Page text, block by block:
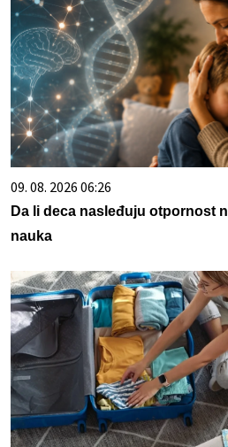
09. 08. 2026 06:26
Da li deca nasleđuju otpornost
nauka